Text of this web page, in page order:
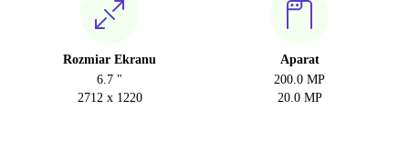
Rozmiar Ekranu
6.7 "
2712 x 1220
Aparat
200.0 MP
20.0 MP